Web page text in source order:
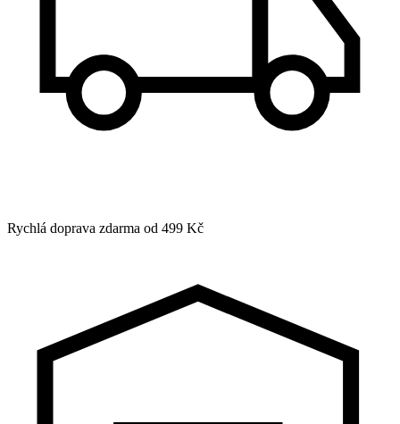
Rychlá doprava zdarma od 499 Kč